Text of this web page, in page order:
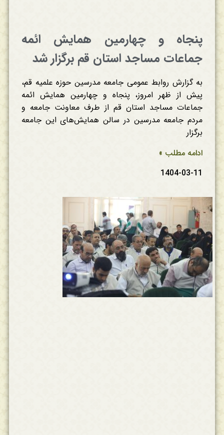
پنجاه و چهارمین همایش ائمه
جماعات مساجد استان قم برگزار شد
به گزارش روابط عمومی جامعه مدرسین حوزه علمیه قم،
پیش از ظهر امروز، پنجاه و چهارمین همایش ائمه
جماعات مساجد استان قم از طرف معاونت جامعه و
مردم جامعه مدرسین در سالن همایش‌های این جامعه
برگزار
ادامه مطلب »
1404-03-11